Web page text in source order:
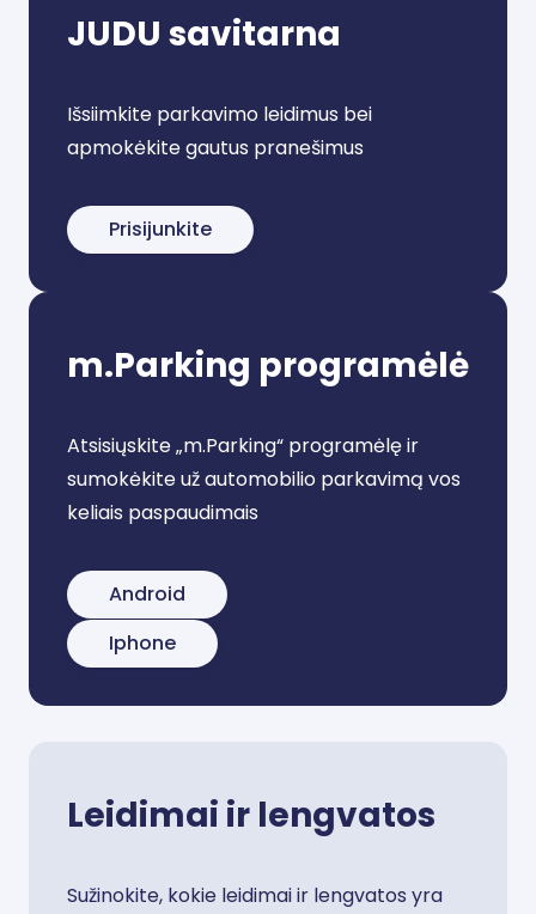
JUDU savitarna
Išsiimkite parkavimo leidimus bei
apmokėkite gautus pranešimus
Prisijunkite
m.Parking programėlė
Atsisiųskite „m.Parking“ programėlę ir
sumokėkite už automobilio parkavimą vos
keliais paspaudimais
Android
Iphone
Leidimai ir lengvatos
Sužinokite, kokie leidimai ir lengvatos yra